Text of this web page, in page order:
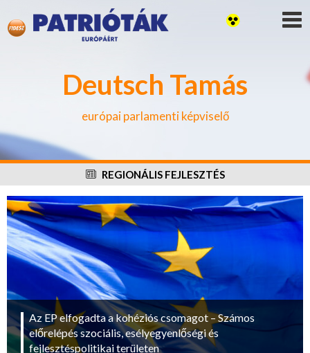
Deutsch Tamás
európai parlamenti képviselő
REGIONÁLIS FEJLESZTÉS
Az EP elfogadta a kohéziós csomagot – Számos
előrelépés szociális, esélyegyenlőségi és
fejlesztéspolitikai területen